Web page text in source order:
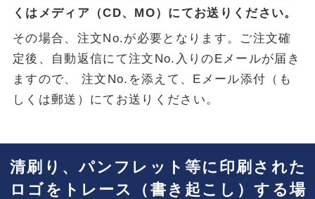
くはメディア（CD、MO）にてお送りください。
その場合、注文No.が必要となります。ご注文確
定後、自動返信にて注文No.入りのEメールが届き
ますので、
注文No.を添えて、Eメール添付（も
しくは郵送）にてお送りください。
清刷り、パンフレット等に印刷された
ロゴをトレース（書き起こし）する場